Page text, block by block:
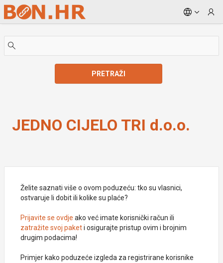
Skip to Main Content
PRETRAŽI
JEDNO CIJELO TRI d.o.o.
Želite saznati više o ovom poduzeću: tko su vlasnici,
ostvaruje li dobit ili kolike su plaće?
Prijavite se ovdje ako već imate korisnički račun ili
zatražite svoj paketi osigurajte pristup ovim i brojnim
drugim podacima!
Primjer kako poduzeće izgleda za registrirane korisnike